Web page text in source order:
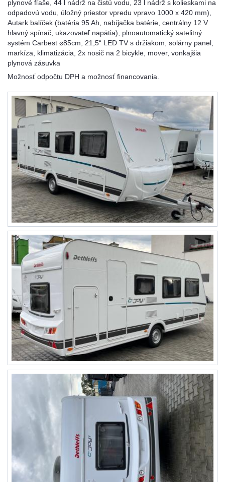
plynové fľaše, 44 l nádrž na čistú vodu, 23 l nádrž s kolieskami na
odpadovú vodu, úložný priestor vpredu vpravo 1000 x 420 mm),
Autark balíček (batéria 95 Ah, nabíjačka batérie, centrálny 12 V
hlavný spínač, ukazovateľ napätia), plnoautomatický satelitný
systém Carbest ⌀85cm, 21,5“ LED TV s držiakom, solárny panel,
markíza, klimatizácia, 2x nosič na 2 bicykle, mover, vonkajšia
plynová zásuvka
Možnosť odpočtu DPH a možnosť financovania.